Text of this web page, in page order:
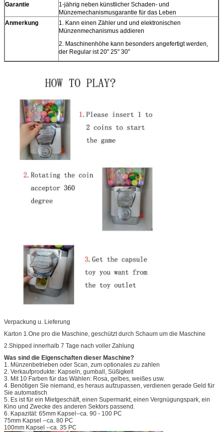
Garantie
1-jährig neben künstlicher Schaden- und
Münzemechanismusgarantie für das Leben
Anmerkung
1. Kann einen Zähler und und elektronischen
Münzenmechanismus addieren
2. Maschinenhöhe kann besonders angefertigt werden,
der Regular ist 20" 25" 30"
Verpackung u. Lieferung
Karton 1.One pro die Maschine, geschützt durch Schaum um die Maschine
2.Shipped innerhalb 7 Tage nach voller Zahlung
Was sind die Eigenschaften dieser Maschine?
1. Münzenbetrieben oder Scan, zum optionales zu zahlen
2. Verkaufprodukte: Kapseln, gumball, Süßigkeit
3. Mit 10 Farben für das Wählen: Rosa, gelbes, weißes usw.
4. Benötigen Sie niemand, es heraus aufzupassen, verdienen gerade Geld für
Sie automatisch
5. Es ist für ein Mietgeschäft, einen Supermarkt, einen Vergnügungspark, ein
Kino und Zwecke des anderen Sektors passend.
6. Kapazität: 65mm Kapsel--ca. 90 - 100 PC
75mm Kapsel --ca. 80 PC
100mm Kapsel --ca. 35 PC